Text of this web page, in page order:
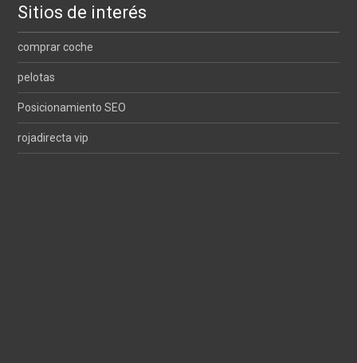
Sitios de interés
comprar coche
pelotas
Posicionamiento SEO
rojadirecta vip